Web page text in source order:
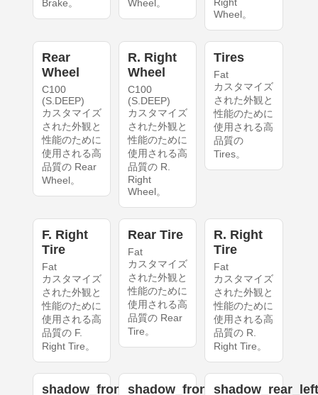
Brake。
Wheel。
Wheel。
Rear
Wheel
C100
(S.DEEP)
カスタマイズ
された外観と
性能のために
使用される高
品質の Rear
Wheel。
R. Right
Wheel
C100
(S.DEEP)
カスタマイズ
された外観と
性能のために
使用される高
品質の R.
Right
Wheel。
Tires
Fat
カスタマイズ
された外観と
性能のために
使用される高
品質の
Tires。
F. Right
Tire
Fat
カスタマイズ
された外観と
性能のために
使用される高
品質の F.
Right Tire。
Rear Tire
Fat
カスタマイズ
された外観と
性能のために
使用される高
品質の Rear
Tire。
R. Right
Tire
Fat
カスタマイズ
された外観と
性能のために
使用される高
品質の R.
Right Tire。
shadow_front_leftshadow_front_right